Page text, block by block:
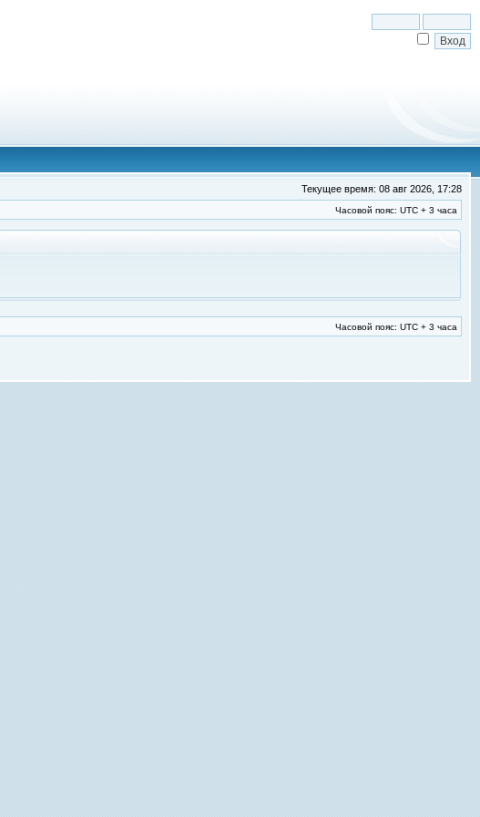
Текущее время: 08 авг 2026, 17:28
Часовой пояс: UTC + 3 часа
Часовой пояс: UTC + 3 часа